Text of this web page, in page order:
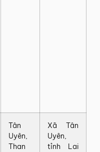
Tân
Uyên,
Than
Xã Tân
Uyên,
tỉnh Lai